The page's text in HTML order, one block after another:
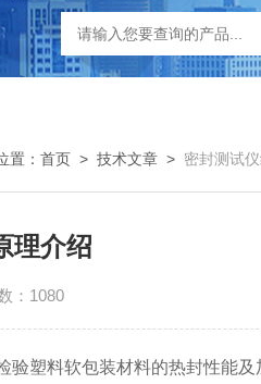
置： 首页 > 技术文章 > 密封测试
理介绍
：1080
塑料软包装材料的热封性能